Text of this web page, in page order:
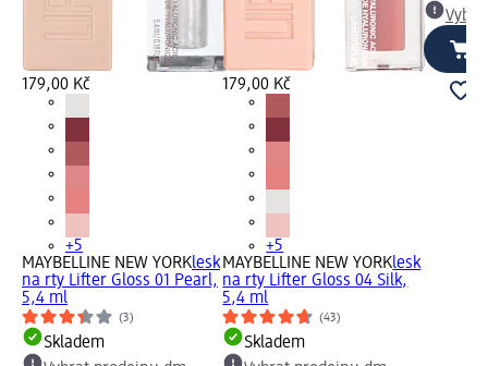
179,00 Kč
+5
MAYBELLINE NEW YORKlesk
na rty Lifter Gloss 01 Pearl,
5,4 ml
(3)
Skladem
179,00 Kč
+5
MAYBELLINE NEW YORKlesk
na rty Lifter Gloss 04 Silk,
5,4 ml
(43)
Skladem